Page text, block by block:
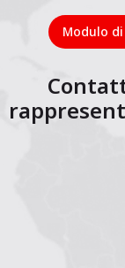
Modulo